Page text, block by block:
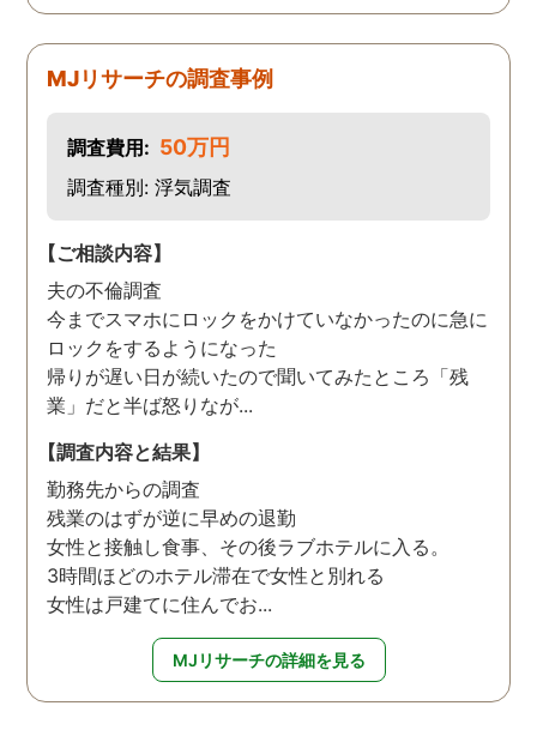
MJリサーチの調査事例
調査費用: 50万円
調査種別: 浮気調査
【ご相談内容】
夫の不倫調査
今までスマホにロックをかけていなかったのに急に
ロックをするようになった
帰りが遅い日が続いたので聞いてみたところ「残
業」だと半ば怒りなが...
【調査内容と結果】
勤務先からの調査
残業のはずが逆に早めの退勤
女性と接触し食事、その後ラブホテルに入る。
3時間ほどのホテル滞在で女性と別れる
女性は戸建てに住んでお...
MJリサーチの詳細を見る